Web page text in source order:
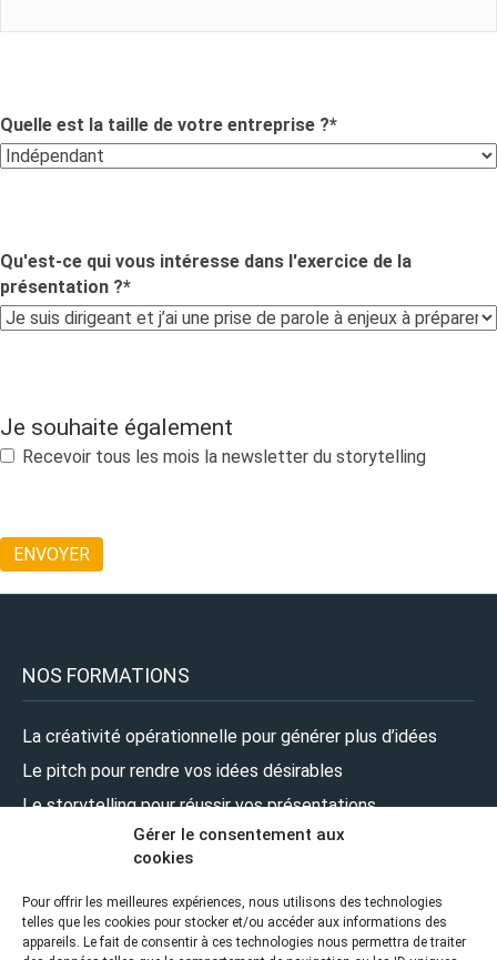
Gérer le consentement aux
cookies
Pour offrir les meilleures expériences, nous utilisons des technologies
telles que les cookies pour stocker et/ou accéder aux informations des
appareils. Le fait de consentir à ces technologies nous permettra de traiter
Quelle est la taille de votre entreprise ?*
Qu'est-ce qui vous intéresse dans l'exercice de la
présentation ?*
Je souhaite également
Recevoir tous les mois la newsletter du storytelling
NOS FORMATIONS
La créativité opérationnelle pour générer plus d’idées
Le pitch pour rendre vos idées désirables
Le storytelling pour réussir vos présentations
Le design pour renforcer l’impact de vos présentations
NOUS SUIVRE